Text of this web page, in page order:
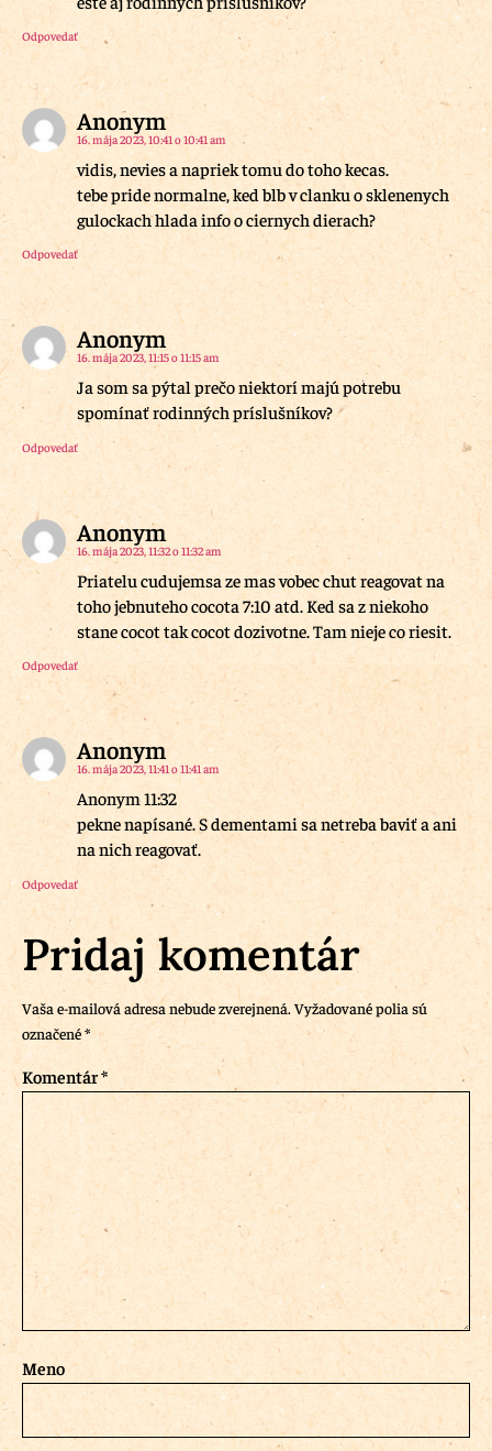
Odpovedať
Anonym
16. mája 2023, 10:41 o 10:41 am
vidis, nevies a napriek tomu do toho kecas.
tebe pride normalne, ked blb v clanku o sklenenych
gulockach hlada info o ciernych dierach?
Odpovedať
Anonym
16. mája 2023, 11:15 o 11:15 am
Ja som sa pýtal prečo niektorí majú potrebu
spomínať rodinných príslušníkov?
Odpovedať
Anonym
16. mája 2023, 11:32 o 11:32 am
Priatelu cudujemsa ze mas vobec chut reagovat na
toho jebnuteho cocota 7:10 atd. Ked sa z niekoho
stane cocot tak cocot dozivotne. Tam nieje co riesit.
Odpovedať
Anonym
16. mája 2023, 11:41 o 11:41 am
Anonym 11:32
pekne napísané. S dementami sa netreba baviť a ani
na nich reagovať.
Odpovedať
Pridaj komentár
Vaša e-mailová adresa nebude zverejnená. Vyžadované polia sú
označené*
Komentár*
Meno